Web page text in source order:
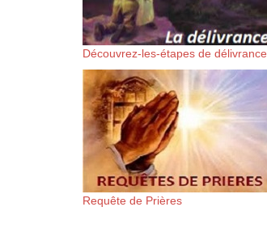
Découvrez-les-étapes de délivrance
Requête de Prières